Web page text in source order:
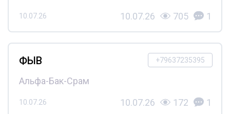
10.07.26 10.07.26 705 1
+79637235395
ФЫВ
Альфа-Бак-Срам
10.07.26 10.07.26 172 1